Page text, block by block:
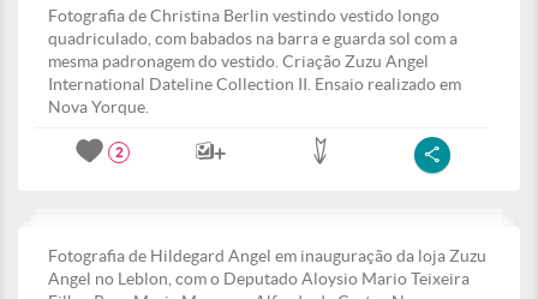
Fotografia de Christina Berlin vestindo vestido longo
quadriculado, com babados na barra e guarda sol com a
mesma padronagem do vestido. Criação Zuzu Angel
International Dateline Collection II. Ensaio realizado em
Nova Yorque.
2
Fotografia de Hildegard Angel em inauguração da loja Zuzu
Angel no Leblon, com o Deputado Aloysio Mario Teixeira